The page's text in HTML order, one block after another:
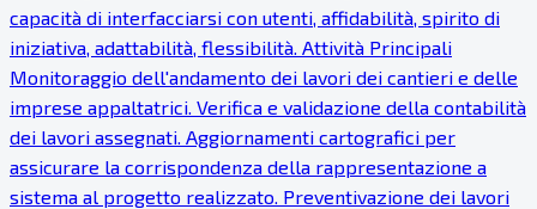
capacità di interfacciarsi con utenti, affidabilità, spirito di
iniziativa, adattabilità, flessibilità. Attività Principali
Monitoraggio dell'andamento dei lavori dei cantieri e delle
imprese appaltatrici. Verifica e validazione della contabilità
dei lavori assegnati. Aggiornamenti cartografici per
assicurare la corrispondenza della rappresentazione a
sistema al progetto realizzato. Preventivazione dei lavori